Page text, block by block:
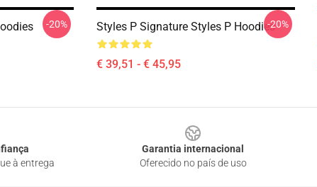
-20% Styles P Signature Styles P Hoodies
€ 39,51 - € 45,95
-20%
à entrega
Garantia internacional
Oferecido no país de uso